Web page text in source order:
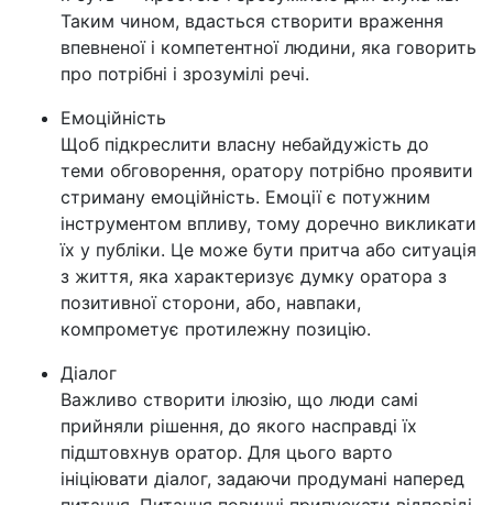
Таким чином, вдасться створити враження
впевненої і компетентної людини, яка говорить
про потрібні і зрозумілі речі.
Емоційність
Щоб підкреслити власну небайдужість до
теми обговорення, оратору потрібно проявити
стриману емоційність. Емоції є потужним
інструментом впливу, тому доречно викликати
їх у публіки. Це може бути притча або ситуація
з життя, яка характеризує думку оратора з
позитивної сторони, або, навпаки,
компрометує протилежну позицію.
Діалог
Важливо створити ілюзію, що люди самі
прийняли рішення, до якого насправді їх
підштовхнув оратор. Для цього варто
ініціювати діалог, задаючи продумані наперед